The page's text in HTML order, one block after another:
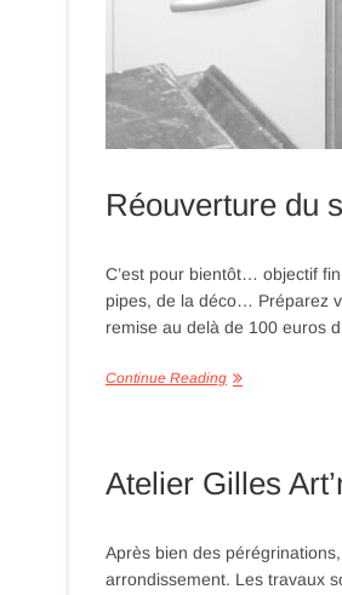
Réouverture du
C’est pour bientôt… objectif
pipes, de la déco… Préparez
remise au delà de 100 euros
Continue Reading
Atelier Gilles
Après bien des
arrondissement. Les travaux